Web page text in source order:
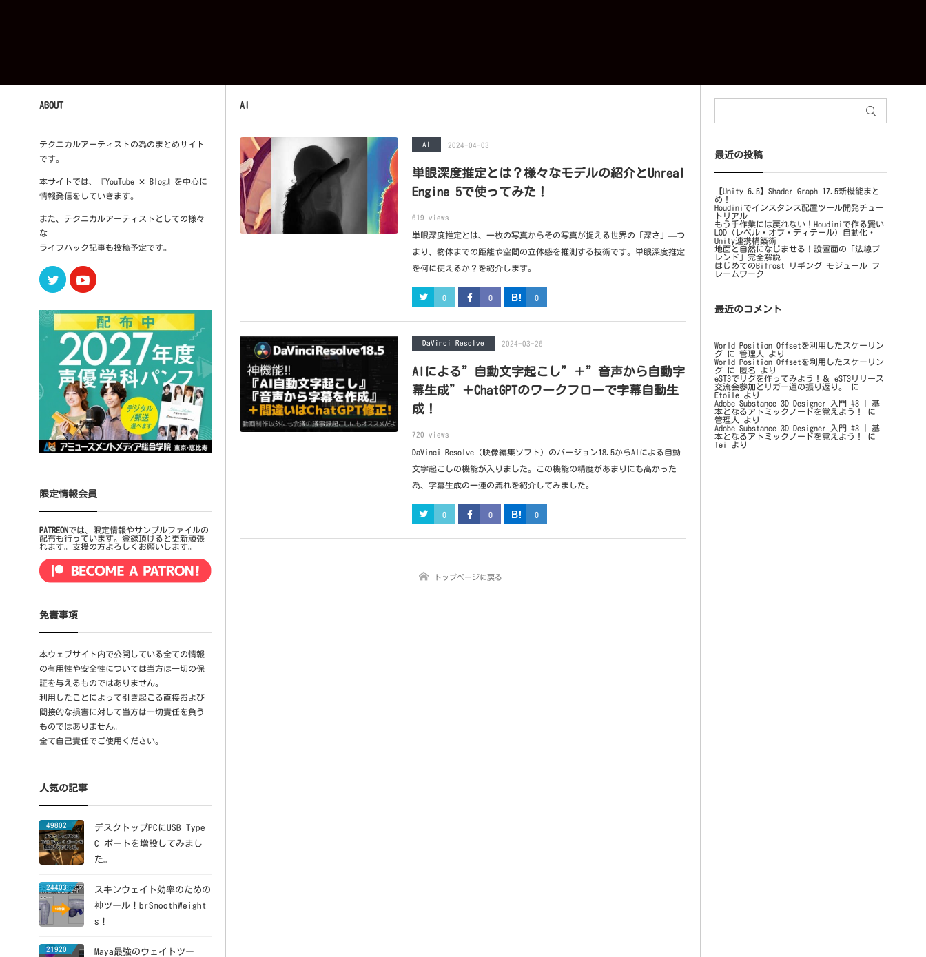
AI
AI 2024-04-03
単眼深度推定とは？様々なモデルの紹介とUnreal
Engine 5で使ってみた！
619 views
単眼深度推定とは、一枚の写真からその写真が捉える世界の「深さ」—つ
まり、物体までの距離や空間の立体感を推測する技術です。単眼深度推定
を何に使えるか？を紹介します。
0 0 0
DaVinci Resolve 2024-03-26
AIによる”自動文字起こし”＋”音声から自動字
幕生成”＋ChatGPTのワークフローで字幕自動生
成！
720 views
DaVinci Resolve（映像編集ソフト）のバージョン18.5からAIによる自動
文字起こしの機能が入りました。この機能の精度があまりにも高かった
為、字幕生成の一連の流れを紹介してみました。
0 0 0
トップページに戻る
ABOUT
テクニカルアーティストの為のまとめサイト
です。
本サイトでは、『YouTube ✕ Blog』を中心に
情報発信をしていきます。
また、テクニカルアーティストとしての様々
な
ライフハック記事も投稿予定です。
Twitter
限定情報会員
PATREONでは、限定情報やサンプルファイルの
配布も行っています。登録頂けると更新頑張
れます。支援の方よろしくお願いします。
免責事項
本ウェブサイト内で公開している全ての情報
の有用性や安全性については当方は一切の保
証を与えるものではありません。
利用したことによって引き起こる直接および
間接的な損害に対して当方は一切責任を負う
ものではありません。
全て自己責任でご使用ください。
人気の記事
49802
デスクトップPCにUSB Type
C ポートを増設してみまし
た。
24403
スキンウェイト効率のための
神ツール！brSmoothWeight
s！
21920
Maya最強のウェイトツー
最近の投稿
【Unity 6.5】Shader Graph 17.5新機能まと
め！
Houdiniでインスタンス配置ツール開発チュー
トリアル
もう手作業には戻れない！Houdiniで作る賢い
LOD（レベル・オブ・ディテール）自動化・
Unity連携構築術
地面と自然になじませる！設置面の「法線ブ
レンド」完全解説
はじめてのBifrost リギング モジュール フ
レームワーク
最近のコメント
World Position Offsetを利用したスケーリン
グ に 管理人
より
World Position Offsetを利用したスケーリン
グ に 匿名 より
eST3でリグを作ってみよう！＆ eST3リリース
交流会参加とリガー道の振り返り。
に
Etoile より
Adobe Substance 3D Designer 入門 #3 | 基
本となるアトミックノードを覚えよう！
に
管理人
より
Adobe Substance 3D Designer 入門 #3 | 基
本となるアトミックノードを覚えよう！
に
Tei
より